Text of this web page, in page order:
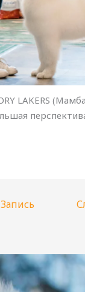
LAKERS